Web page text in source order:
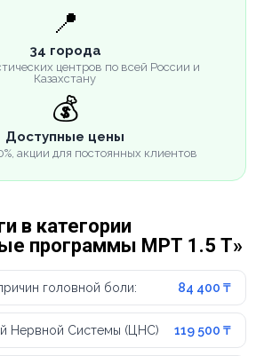
📍
34 города
центров по всей России и
Казахстану
💰
Доступные цены
акции для постоянных клиентов
в категории
программы МРТ 1.5 Т»
головной боли: 84 400 ₸
Нервной Системы (ЦНС) 119 500 ₸